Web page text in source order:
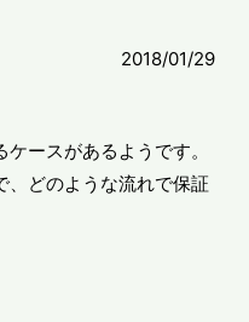
2018/01/29
ースがあるようです。
、どのような流れで保証